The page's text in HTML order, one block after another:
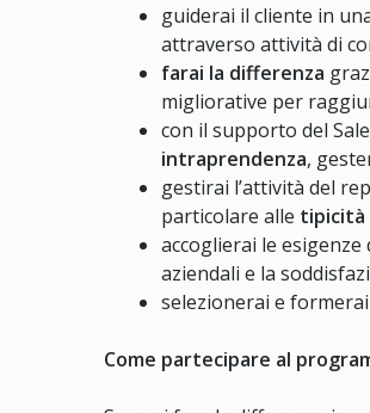
guiderai il cliente in
attraverso attività di
farai la differenza
migliorative per
con il supporto del
intraprendenza,
gestirai l’attività del
particolare alle
accoglierai le esigenze
aziendali e la
selezionerai e formerai
Come partecipare al